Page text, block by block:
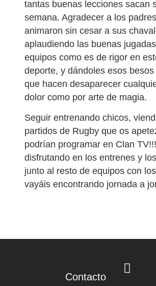
tantas buenas lecciones sacan
semana. Agradecer a los
animaron sin cesar a sus
aplaudiendo las buenas
equipos como es de rigor en
deporte, y dándoles esos
que hacen desaparecer
dolor como por arte de magia.
Seguir entrenando chicos,
partidos de Rugby que os
podrían programar en Clan
disfrutando en los entrenes y
junto al resto de equipos con
vayáis encontrando jornada a
Contacto